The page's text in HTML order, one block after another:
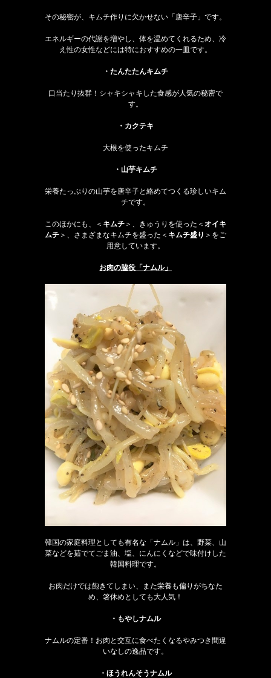
その秘密が、キムチ作りに欠かせない「唐辛子」です。
エネルギーの代謝を増やし、体を温めてくれるため、冷
え性の女性などには特におすすめの一皿です。
・たんたたんキムチ
口当たり抜群！シャキシャキした食感が人気の秘密で
す。
・カクテキ
大根を使ったキムチ
・山芋キムチ
栄養たっぷりの山芋を唐辛子と絡めてつくる珍しいキム
チです。
このほかにも、＜ キムチ ＞、きゅうりを使った＜ オイキ
ムチ ＞、さまざまなキムチを盛った＜ キムチ盛り ＞をご
用意しています。
お肉の脇役「ナムル」
韓国の家庭料理としても有名な「ナムル」は、野菜、山
菜などを茹でてごま油、塩、にんにくなどで味付けした
韓国料理です。
お肉だけでは飽きてしまい、また栄養も偏りがちなた
め、箸休めとしても大人気！
・もやしナムル
ナムルの定番！お肉と交互に食べたくなるやみつき間違
いなしの逸品です。
・ほうれんそうナムル